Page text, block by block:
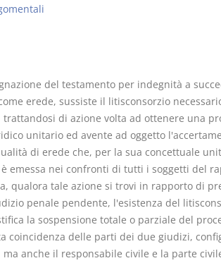
del testamento per indegnità a
erede, sussiste il litisconsorzio
di azione volta ad ottenere una
unitario ed avente ad oggetto
di erede che, per la sua concettuale
emessa nei confronti di tutti i soggetti del
qualora tale azione si trovi in rapporto di
penale pendente, l'esistenza del
la sospensione totale o parziale del
coincidenza delle parti dei due giudizi,
anche il responsabile civile e la parte
Prescrizione e
decadenza
D. Minussi
Versione ebook€ 4,19
(iva incl.)
D.
(iva